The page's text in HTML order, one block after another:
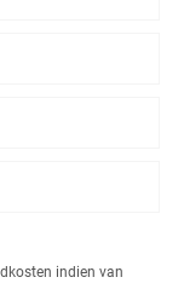
indien van